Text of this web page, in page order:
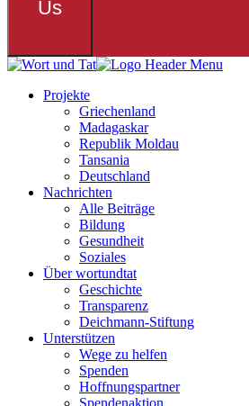
Us
Projekte
Griechenland
Madagaskar
Republik Moldau
Tansania
Deutschland
Nachrichten
Alle Beiträge
Bildung
Gesundheit
Soziales
Über wortundtat
Geschichte
Transparenz
Deichmann-Stiftung
Unterstützen
Wege zu helfen
Spenden
Hoffnungspartner
Spendenaktion